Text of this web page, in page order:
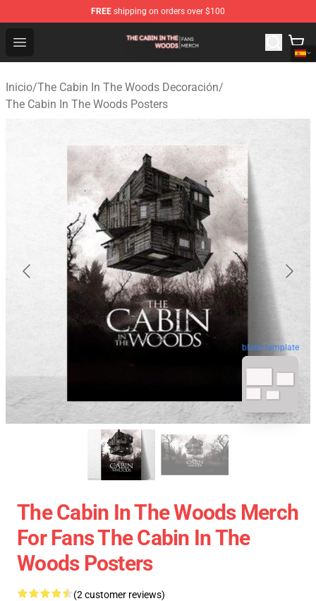
FREE shipping on orders over $100
Open menu
The Cabin In The Woods Shop - Official The Cabin In
Inicio/The Cabin In The Woods Decoración/
The Cabin In The Woods Posters
blank template
The Cabin In The Woods Merch
For Fans The Cabin In The
Woods Posters
(2 customer reviews)